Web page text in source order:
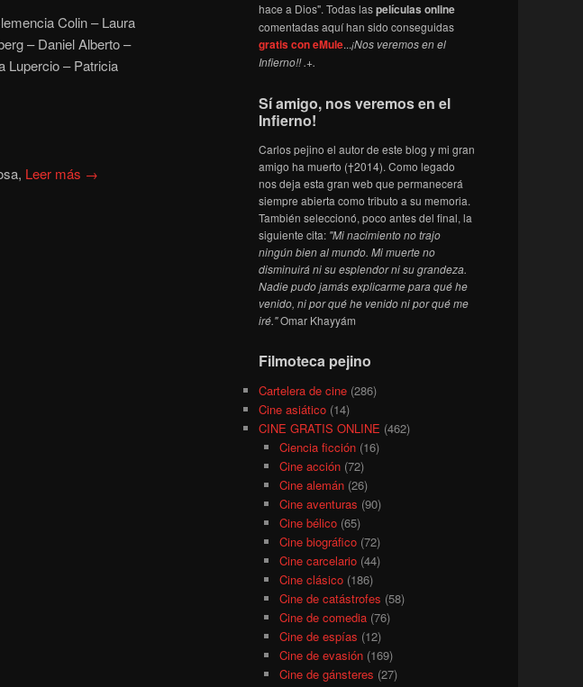
Colin – Laura
– Daniel Alberto –
Lupercio – Patricia
Leer más →
hace a Dios". Todas laspelículas online
comentadas aquí han sido conseguidas
gratis con eMule...¡Nos veremos en el
Infierno!! .+.
Sí amigo, nos veremos en el
Infierno!
Carlos pejino el autor de este blog y mi gran
amigo ha muerto (†2014). Como legado
nos deja esta gran web que permanecerá
siempre abierta como tributo a su memoria.
También seleccionó, poco antes del final, la
siguiente cita: "Mi nacimiento no trajo
ningún bien al mundo. Mi muerte no
disminuirá ni su esplendor ni su grandeza.
Nadie pudo jamás explicarme para qué he
venido, ni por qué he venido ni por qué me
iré."Omar Khayyám
Filmoteca pejino
Cartelera de cine (286)
Cine asiático (14)
CINE GRATIS ONLINE (462)
Ciencia ficción(16)
Cine acción(72)
Cine alemán(26)
Cine aventuras (90)
Cine bélico(65)
Cine biográfico(72)
Cine carcelario(44)
Cine clásico(186)
Cine de catástrofes (58)
Cine de comedia(76)
Cine de espías (12)
Cine de evasión(169)
Cine de gánsteres (27)